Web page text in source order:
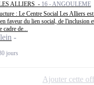
ALLIERS - 16 - ANGOULEME
: Le Centre Social Les Alliers
faveur du lien social, de l'inclusion
cadre de...
jours
Ajouter cette